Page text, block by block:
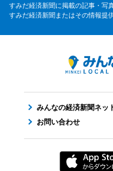
すみだ経済新聞に掲載の記事・写
すみだ経済新聞またはその情報提
みんなの経済新聞ネッ
お問い合わせ